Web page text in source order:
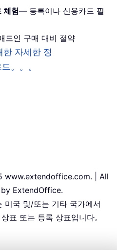
체험— 등록이나 신용카드 필
드인 구매 대비 절약
자세한 정
。。。
| All
ExtendOffice.
국 및/또는 기타 국가에서
또는 등록 상표입니다。